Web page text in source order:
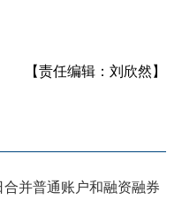
【责任编辑：刘欣然】
并普通账户和融资融券